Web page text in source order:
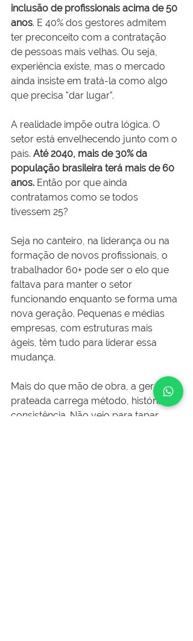
inclusão de profissionais acima de 50
anos. E 40% dos gestores admitem
ter preconceito com a contratação
de pessoas mais velhas. Ou seja,
experiência existe, mas o mercado
ainda insiste em tratá-la como algo
que precisa "dar lugar".
A realidade impõe outra lógica. O
setor está envelhecendo junto com o
país. Até 2040, mais de 30% da
população brasileira terá mais de 60
anos. Então por que ainda
contratamos como se todos
tivessem 25?
Seja no canteiro, na liderança ou na
formação de novos profissionais, o
trabalhador 60+ pode ser o elo que
faltava para manter o setor
funcionando enquanto se forma uma
nova geração. Pequenas e médias
empresas, com estruturas mais
ágeis, têm tudo para liderar essa
mudança.
Mais do que mão de obra, a geração
prateada carrega método, história e
consistência. Não veio para tapar